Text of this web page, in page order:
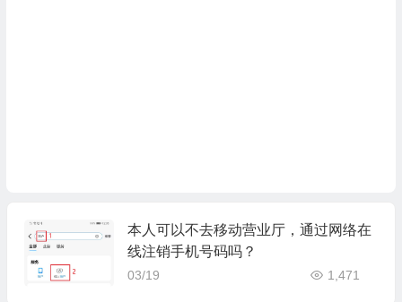
本人可以不去移动营业厅，通过网络在
线注销手机号码吗？
03/19 1,471